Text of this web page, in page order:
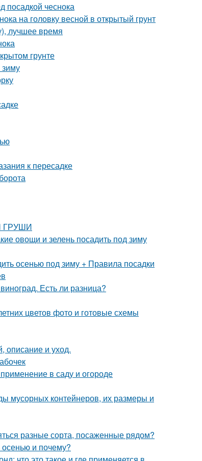
посадкой чеснока
на головку весной в открытый грунт
лучшее время
грунте
к пересадке
ГРУШИ
овощи и зелень посадить под зиму
осенью под зиму + Правила посадки
Есть ли разница?
цветов фото и готовые схемы
описание и уход.
в саду и огороде
мусорных контейнеров, их размеры и
разные сорта, посаженные рядом?
и почему?